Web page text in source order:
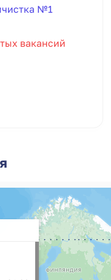
№1
вакансий